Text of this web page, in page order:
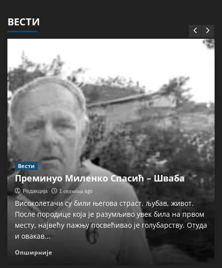
ВЕСТИ
Вести
Преминуо Миленко Спасић – Шваба
Редакција 1 седмица ago
Високолетачи су били његова страст, љубав, живот.
После породице која је разумљиво увек била на првом
месту, највећу пажњу посвећивао је голубарству. Отуда
и овакав...
Опширније